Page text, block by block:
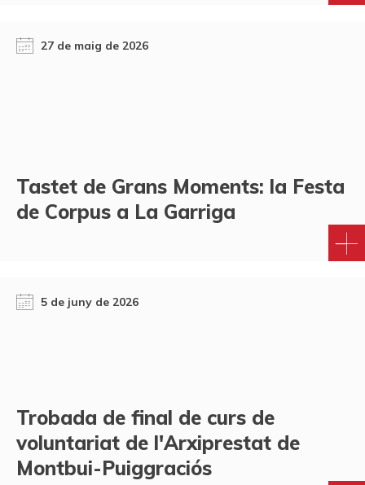
27 de maig de 2026
Tastet de Grans Moments: la Festa
de Corpus a La Garriga
5 de juny de 2026
Trobada de final de curs de
voluntariat de l'Arxiprestat de
Montbui-Puiggraciós